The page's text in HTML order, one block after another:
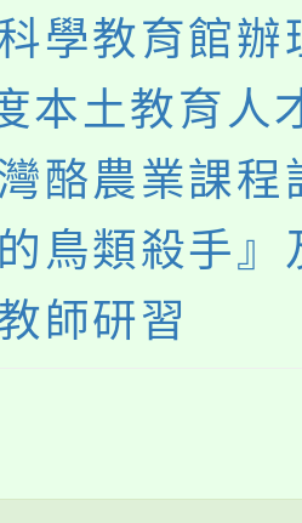
商輔導、社會
報名參加。
學教育館辦
本土教育人
酪農業課程
的鳥類殺手
師研習